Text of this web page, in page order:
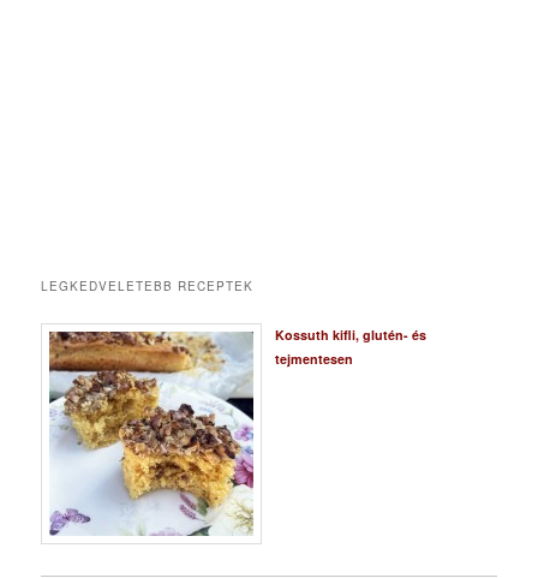
LEGKEDVELETEBB RECEPTEK
Kossuth kifli, glutén- és
tejmentesen